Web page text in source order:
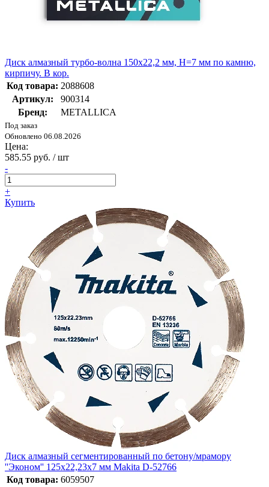
Диск алмазный турбо-волна 150x22,2 мм, H=7 мм по камню,
кирпичу. В кор.
Код товара: 2088608
Артикул:
900314
Бренд:
METALLICA
Под заказ
Обновлено 06.08.2026
Цена:
585.55 руб. / шт
-
+
Купить
Диск алмазный сегментированный по бетону/мрамору
''Эконом'' 125x22,23x7 мм Makita D-52766
Код товара: 6059507